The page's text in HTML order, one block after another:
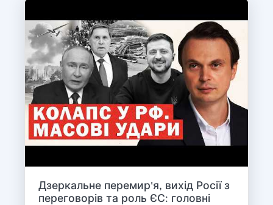
Дзеркальне перемир'я, вихід Росії з
переговорів та роль ЄС: головні